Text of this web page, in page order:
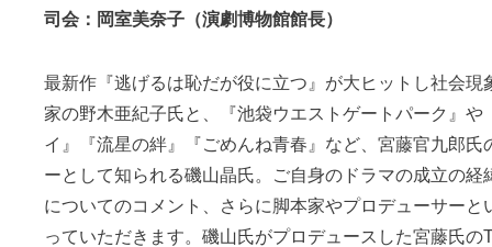
司会：岡室美奈子（演劇博物館館長）
最新作『逃げるは恥だが役に立つ』が大ヒットし社会現
家の野木亜紀子氏と、『池袋ウエストゲートパーク』や
イ』『流星の絆』『ごめんね青春』など、宮藤官九郎氏
ーとして知られる磯山晶氏。ご自身のドラマの成立の経
についてのコメント、さらに脚本家やプロデューサーと
っていただきます。磯山氏がプロデュースした宮藤氏の